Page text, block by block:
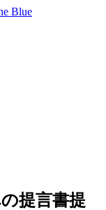
提言書提